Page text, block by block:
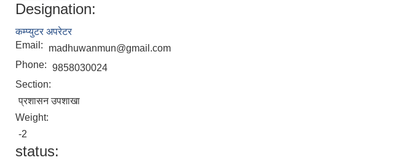
Designation:
कम्प्युटर अपरेटर
Email:
madhuwanmun@gmail.com
Phone: 9858030024
Section:
प्रशासन उपशाखा
Weight:
-2
status: